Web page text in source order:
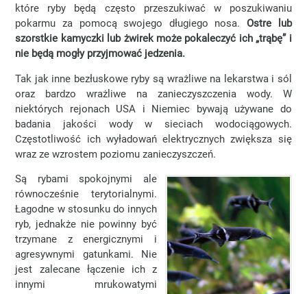
które ryby będą często przeszukiwać w poszukiwaniu
pokarmu za pomocą swojego długiego nosa.Ostre lub
szorstkie kamyczki lub żwirek może pokaleczyć ich „trąbę” i
nie będą mogły przyjmować jedzenia.
Tak jak inne bezłuskowe ryby są wrażliwe na lekarstwa i sól
oraz bardzo wrażliwe na zanieczyszczenia wody. W
niektórych rejonach USA i Niemiec bywają używane do
badania jakości wody w sieciach wodociągowych.
Częstotliwość ich wyładowań elektrycznych zwiększa się
wraz ze wzrostem poziomu zanieczyszczeń.
Są rybami spokojnymi ale
równocześnie terytorialnymi.
Łagodne w stosunku do innych
ryb, jednakże nie powinny być
trzymane z energicznymi i
agresywnymi gatunkami. Nie
jest zalecane łączenie ich z
innymi mrukowatymi